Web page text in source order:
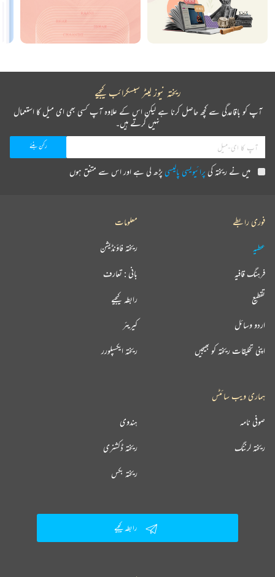
ریختہ نیوز لیٹر سبسکرائب کیجیے
آپ کو باقاعدگی سے کچھ حاصل کرنا ہے لیکن اس کے علاوہ آپ کسی بھی ای میل کا استعمال
نہیں کرتے ہیں۔
میں نے ریختہ کیپرائیویسی پالیسیپڑھ لی ہے اور اس سے متفق ہوں
فوری رابطے
عطیہ
فرہنگ قافیہ
تقطیع
اردو وسائل
اپنی تخلیقات ریختہ کو بھیجیں
معلومات
ریختہ فاؤنڈیشن
بانی : تعارف
رابطہ کیجیے
کیریئر
ریختہ ایکسپلورر
ہماری ویب سائٹس
ہندوی صوفی نامہ
ریختہ ڈکشنری ریختہ لرننگ
ریختہ بکس
رابطہ کیجیے